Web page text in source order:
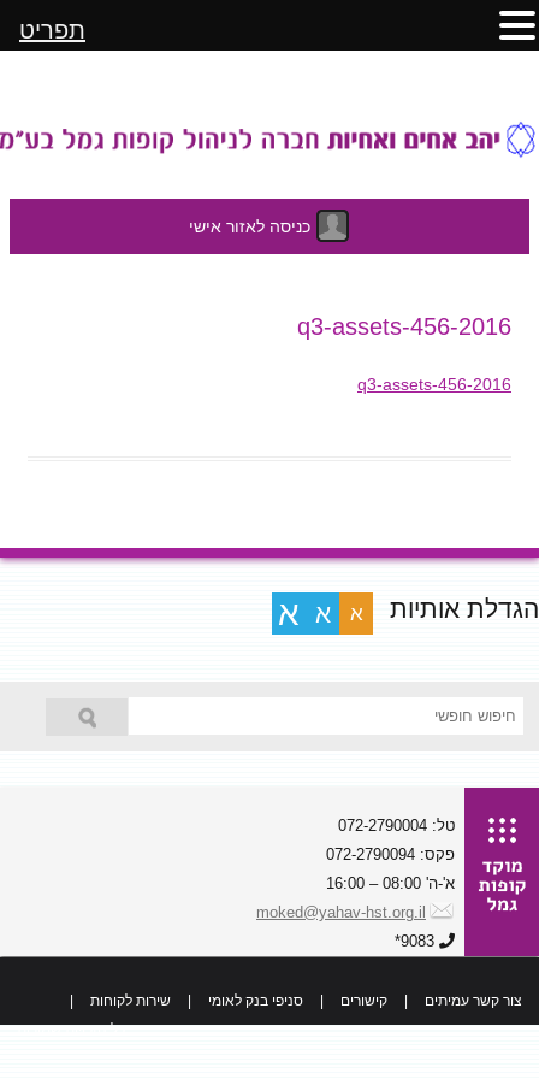
כניסה לאזור אישי
2016-q3-assets-456
2016-q3-assets-456
הגדלת אותיות א א א
טל: 072-2790004
פקס: 072-2790094
א'-ה' 08:00 – 16:00
moked@yahav-hst.org.il
9083*
צור קשר עמיתים קישורים סניפי בנק לאומי שירות לקוחות
כל הזכויות שמורות
תפריט